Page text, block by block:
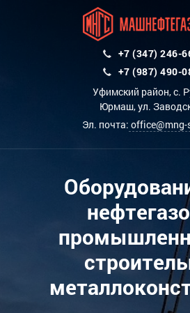
+7 (347) 246-
+7 (987) 490-
Уфимский район, с.
Юрмаш, ул.
Эл. почта: office@mng-